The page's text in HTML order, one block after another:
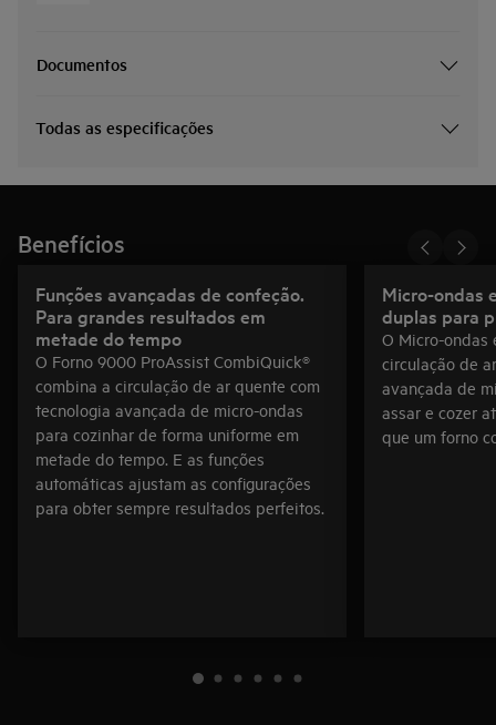
Documentos
Todas as especificações
Benefícios
Funções avançadas de confeção.
Para grandes resultados em
metade do tempo
O Forno 9000 ProAssist CombiQuick®
combina a circulação de ar quente com
tecnologia avançada de micro-ondas
para cozinhar de forma uniforme em
metade do tempo. E as funções
automáticas ajustam as configurações
para obter sempre resultados perfeitos.
Micro-ondas
duplas para
O Micro-ondas
circulação de
avançada de
assar e cozer
que um forno